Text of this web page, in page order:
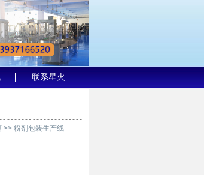
联系星火
>> 粉剂包装生产线